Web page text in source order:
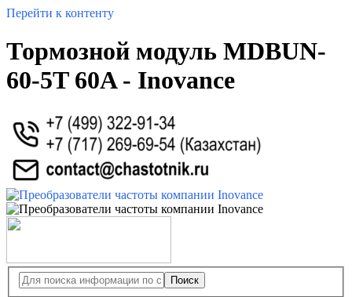
Перейти к контенту
Тормозной модуль MDBUN-
60-5T 60A - Inovance
Поиск